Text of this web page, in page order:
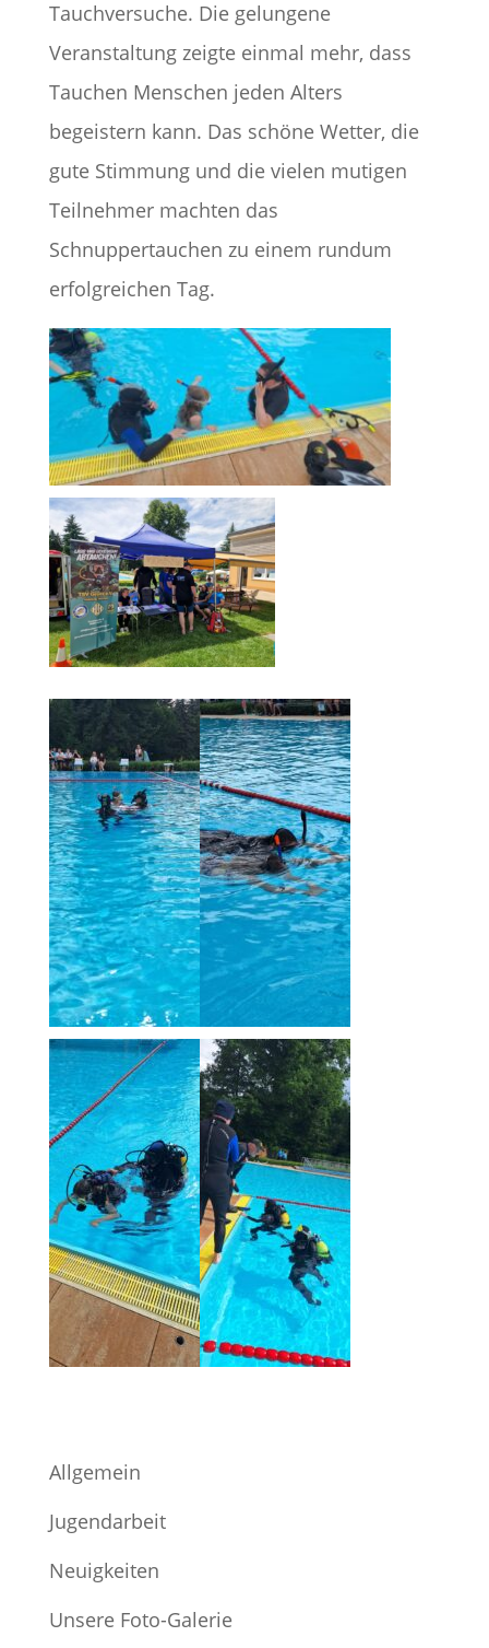
Tauchversuche. Die gelungene
Veranstaltung zeigte einmal mehr, dass
Tauchen Menschen jeden Alters
begeistern kann. Das schöne Wetter, die
gute Stimmung und die vielen mutigen
Teilnehmer machten das
Schnuppertauchen zu einem rundum
erfolgreichen Tag.
Allgemein
Jugendarbeit
Neuigkeiten
Unsere Foto-Galerie